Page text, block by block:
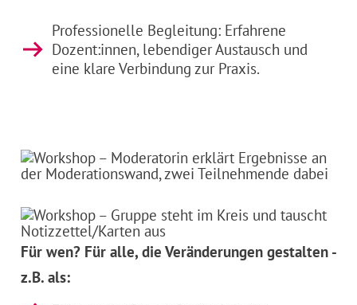
Professionelle Begleitung: Erfahrene
Dozent:innen, lebendiger Austausch und
eine klare Verbindung zur Praxis.
Für wen? Für alle, die Veränderungen gestalten -
z.B. als: